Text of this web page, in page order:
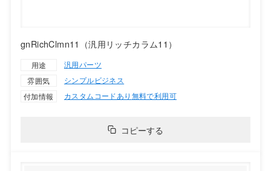
gnRichClmn11（汎用リッチカラム11）
用途
汎用パーツ
雰囲気
シンプルビジネス
付加情報
カスタムコードあり 無料で利用可
コピーする